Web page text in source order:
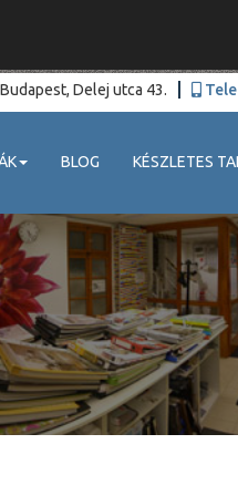
Delej utca 43.
BLOG KÉSZLETES